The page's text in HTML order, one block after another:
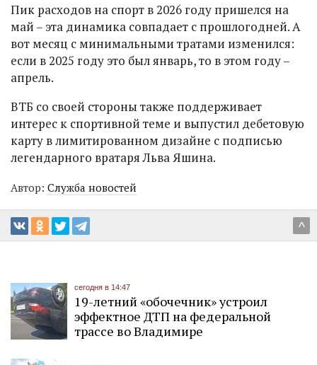
Пик расходов на спорт в 2026 году пришелся на
май – эта динамика совпадает с прошлогодней. А
вот месяц с минимальными тратами изменился:
если в 2025 году это был январь, то в этом году –
апрель.
ВТБ со своей стороны также поддерживает
интерес к спортивной теме и выпустил дебетовую
карту в лимитированном дизайне с подписью
легендарного вратаря Льва Яшина.
Автор: Служба новостей
^
сегодня в 14:47
19-летний «обочечник» устроил
эффектное ДТП на федеральной
трассе во Владимире